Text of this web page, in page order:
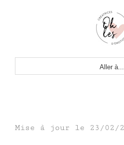
Aller à...
Mise à jour le 23/02/